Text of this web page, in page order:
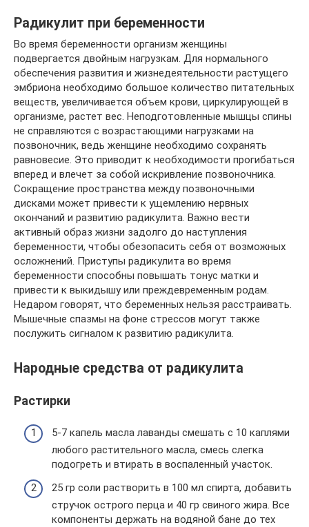
Радикулит при беременности
Во время беременности организм женщины
подвергается двойным нагрузкам. Для нормального
обеспечения развития и жизнедеятельности растущего
эмбриона необходимо большое количество питательных
веществ, увеличивается объем крови, циркулирующей в
организме, растет вес. Неподготовленные мышцы спины
не справляются с возрастающими нагрузками на
позвоночник, ведь женщине необходимо сохранять
равновесие. Это приводит к необходимости прогибаться
вперед и влечет за собой искривление позвоночника.
Сокращение пространства между позвоночными
дисками может привести к ущемлению нервных
окончаний и развитию радикулита. Важно вести
активный образ жизни задолго до наступления
беременности, чтобы обезопасить себя от возможных
осложнений. Приступы радикулита во время
беременности способны повышать тонус матки и
привести к выкидышу или преждевременным родам.
Недаром говорят, что беременных нельзя расстраивать.
Мышечные спазмы на фоне стрессов могут также
послужить сигналом к развитию радикулита.
Народные средства от радикулита
Растирки
5-7 капель масла лаванды смешать с 10 каплями
любого растительного масла, смесь слегка
подогреть и втирать в воспаленный участок.
25 гр соли растворить в 100 мл спирта, добавить
стручок острого перца и 40 гр свиного жира. Все
компоненты держать на водяной бане до тех